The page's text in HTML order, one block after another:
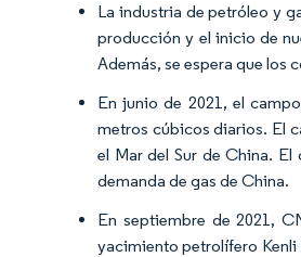
La industria de petróleo y
producción y el inicio de
Además, se espera que los
En junio de 2021, el
metros cúbicos diarios. El
el Mar del Sur de China.
demanda de gas de China.
En septiembre de 2021,
yacimiento petrolífero Kenli